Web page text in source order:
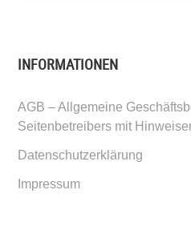
INFORMATIONEN
AGB – Allgemeine
Seitenbetreibers mit
Datenschutzerklärung
Impressum